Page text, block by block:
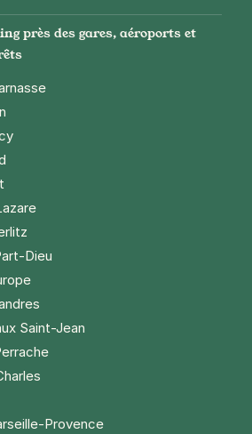
près des gares, aéroports et
Dieu
Saint-Jean
Provence